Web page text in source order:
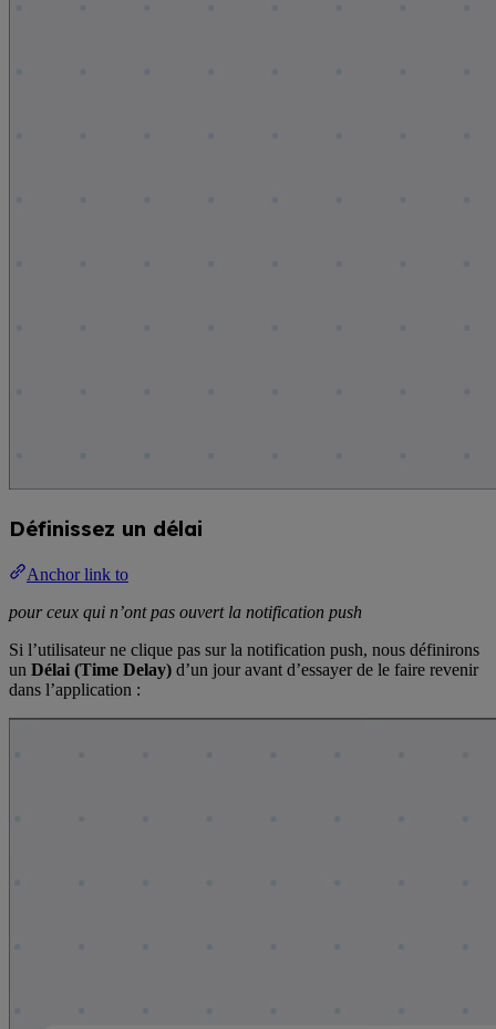
Définissez un délai
Anchor link to
pour ceux qui n’ont pas ouvert la notification push
Si l’utilisateur ne clique pas sur la notification push, nous définirons
un Délai (Time Delay) d’un jour avant d’essayer de le faire revenir
dans l’application :